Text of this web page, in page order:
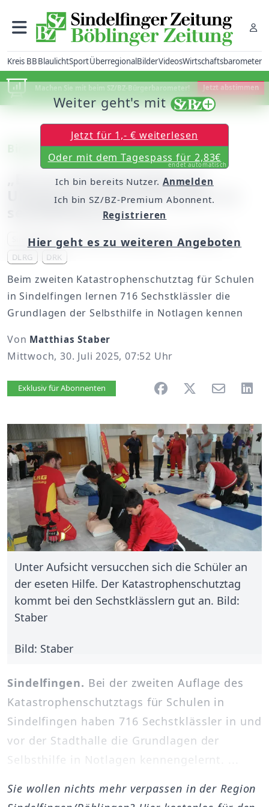
Kreis BBBlaulichtSportÜberregionalBilderVideosWirtschaftsbarometer
Machen Sie mit beim SZ/BZ-Bürgerbarometer! Jetzt abstimmen
Birgit Bux lobt das Konzept
„Es ist wichtig Schüler im
Umgang mit Katastrophen zu
sensibilisieren“
Sindelfingen Schulen Kreis Böblingen
Feuerwehr
DLRG
DRK
Beim zweiten Katastrophenschutztag für Schulen
in Sindelfingen lernen 716 Sechstklässler die
Grundlagen der Selbsthilfe in Notlagen kennen
Von Matthias Staber
Mittwoch, 30. Juli 2025, 07:52 Uhr
Artikel vorlesen
Exklusiv für Abonnenten
Unter Aufsicht versucchen sich die Schüler an
der eseten Hilfe. Der Katastrophenschutztag
kommt bei den Sechstklässlern gut an. Bild:
Staber
Bild: Staber
Sindelfingen. Bei der zweiten Auflage des
Katastrophenschutztags für Schulen in
Sindelfingen haben 716 Sechstklässler in und
vor der Stadthalle die Grundlagen der
Selbsthilfe in Notlagen kennengelernt. ...
Weiter geht's mit
Jetzt für 1,- € weiterlesen
Oder mit dem Tagespass für 2,83€
endet automatisch
Ich bin bereits Nutzer. Anmelden
Ich bin SZ/BZ-Premium Abonnent.
Registrieren
Hier geht es zu weiteren Angeboten
Sie wollen nichts mehr verpassen in der Region